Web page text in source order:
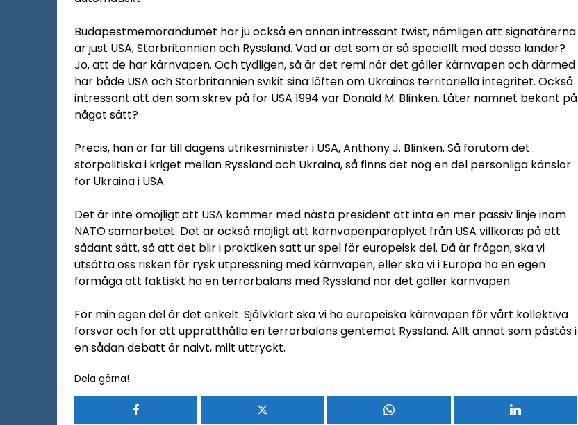
Budapestmemorandumet har ju också en annan intressant twist, nämligen att signatärerna
är just USA, Storbritannien och Ryssland. Vad är det som är så speciellt med dessa länder?
Jo, att de har kärnvapen. Och tydligen, så är det remi när det gäller kärnvapen och därmed
har både USA och Storbritannien svikit sina löften om Ukrainas territoriella integritet. Också
intressant att den som skrev på för USA 1994 var Donald M. Blinken. Låter namnet bekant på
något sätt?
Precis, han är far tilldagens utrikesminister i USA, Anthony J. Blinken. Så förutom det
storpolitiska i kriget mellan Ryssland och Ukraina, så finns det nog en del personliga känslor
för Ukraina i USA.
Det är inte omöjligt att USA kommer med nästa president att inta en mer passiv linje inom
NATO samarbetet. Det är också möjligt att kärnvapenparaplyet från USA villkoras på ett
sådant sätt, så att det blir i praktiken satt ur spel för europeisk del. Då är frågan, ska vi
utsätta oss risken för rysk utpressning med kärnvapen, eller ska vi i Europa ha en egen
förmåga att faktiskt ha en terrorbalans med Ryssland när det gäller kärnvapen.
För min egen del är det enkelt. Självklart ska vi ha europeiska kärnvapen för vårt kollektiva
försvar och för att upprätthålla en terrorbalans gentemot Ryssland. Allt annat som påstås i
en sådan debatt är naivt, milt uttryckt.
Dela gärna!